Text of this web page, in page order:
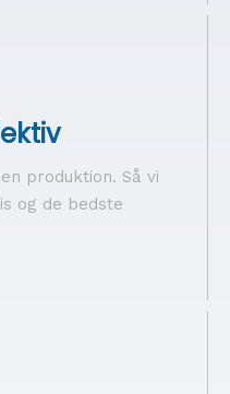
produktion. Så vi
og de bedste